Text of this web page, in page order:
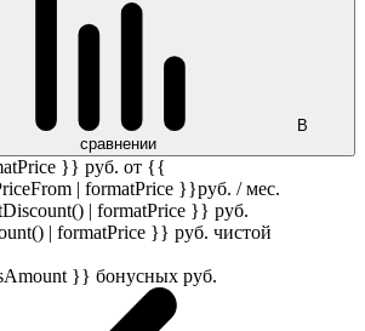
В
сравнении
}} руб. от {{
| formatPrice }}руб. / мес.
| formatPrice }} руб.
| formatPrice }} руб. чистой
}} бонусных руб.